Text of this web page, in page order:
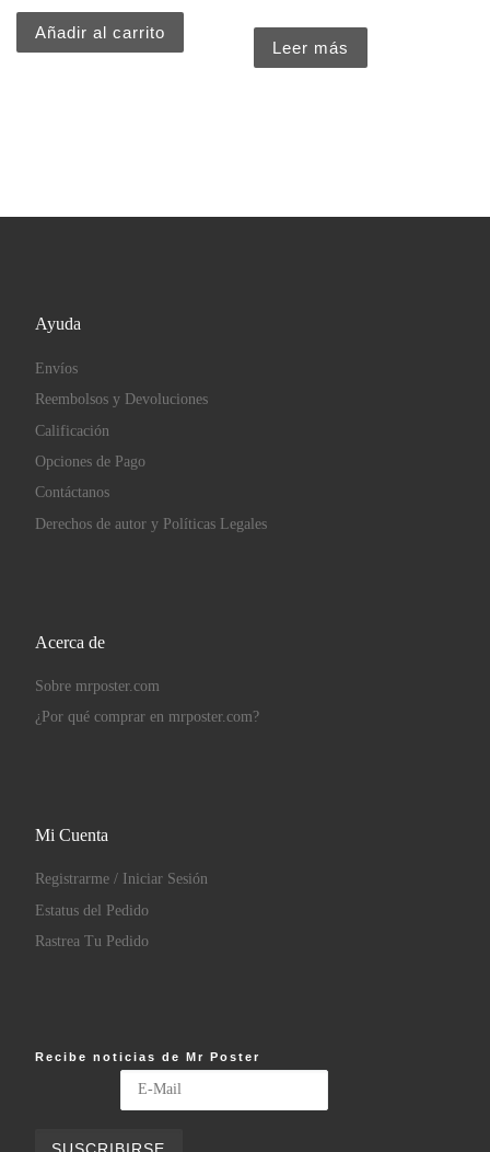
Añadir al carrito
Leer más
Ayuda
Envíos
Reembolsos y Devoluciones
Calificación
Opciones de Pago
Contáctanos
Derechos de autor y Políticas Legales
Acerca de
Sobre mrposter.com
¿Por qué comprar en mrposter.com?
Mi Cuenta
Registrarme / Iniciar Sesión
Estatus del Pedido
Rastrea Tu Pedido
Recibe noticias de Mr Poster